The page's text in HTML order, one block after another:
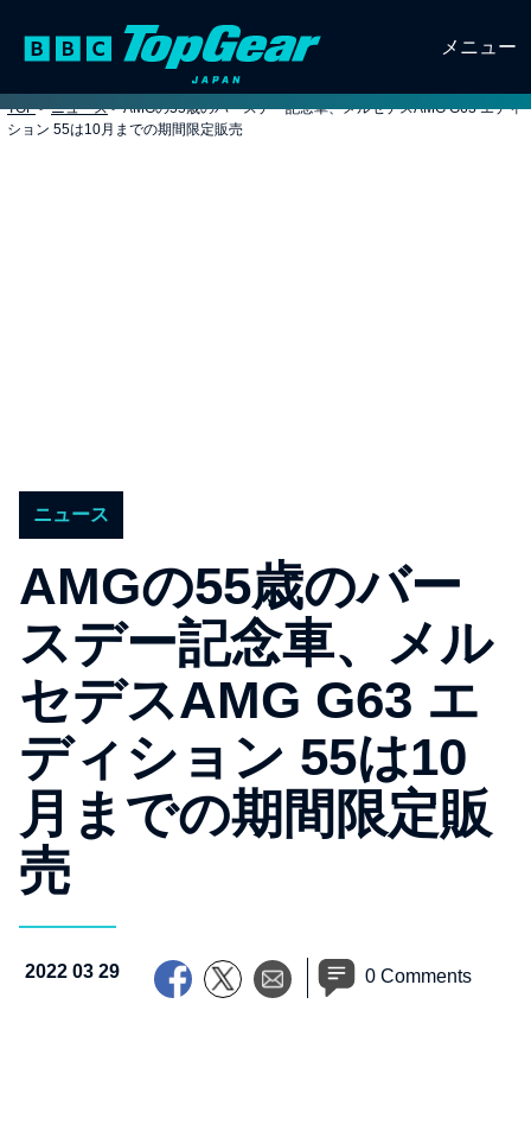
メニュー
TOP > ニュース > AMGの55歳のバースデー記念車、メルセデスAMG G63 エディ
ション 55は10月までの期間限定販売
ニュース
AMGの55歳のバー
スデー記念車、メル
セデスAMG G63 エ
ディション 55は10
月までの期間限定販
売
2022 03 29 0 Comments